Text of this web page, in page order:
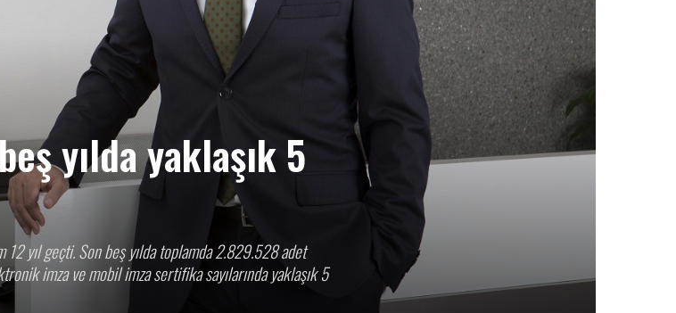
GAZETESİ
yılda yaklaşık 5
12 yıl geçti. Son beş yılda toplamda 2.829.528 adet
imza ve mobil imza sertifika sayılarında yaklaşık 5